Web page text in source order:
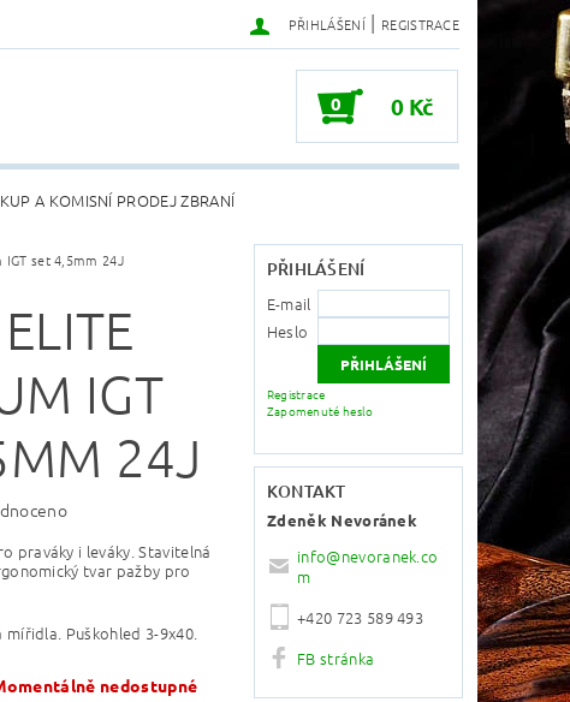
PŘIHLÁŠENÍ | REGISTRACE
0 0 Kč
A KOMISNÍ PRODEJ ZBRANÍ
set 4,5mm 24J
IGT
24J
praváky i leváky. Stavitelná
tvar pažby pro
Puškohled 3-9x40.
nedostupné
PŘIHLÁŠENÍ
E-mail
Heslo
Registrace
Zapomenuté heslo
KONTAKT
Zdeněk Nevoránek
info@nevoranek.co
m
+420 723 589 493
FB stránka